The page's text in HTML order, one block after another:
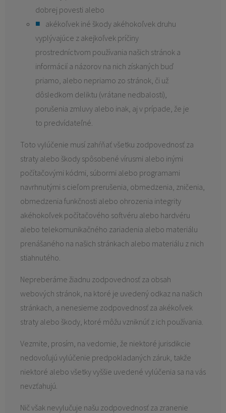
dobrej povesti alebo
akékoľvek iné škody akéhokoľvek druhu
vyplývajúce z akejkoľvek príčiny
prostredníctvom používania našich stránok a
informácií a názorov na nich získaných buď
priamo, alebo nepriamo zo stránok, či už
dôsledkom deliktu (vrátane nedbalosti),
porušenia zmluvy alebo inak, aj v prípade, že je
to predvídateľné.
Toto vylúčenie musí zahŕňať všetku zodpovednosť za
straty alebo škody spôsobené vírusmi alebo inými
počítačovými kódmi, súbormi alebo programami
navrhnutými s cieľom prerušenia, obmedzenia, zničenia,
obmedzenia funkčnosti alebo ohrozenia integrity
akéhokoľvek počítačového softvéru alebo hardvéru
alebo telekomunikačného zariadenia alebo materiálu
prenášaného na našich stránkach alebo materiálu z nich
stiahnutého.
Nepreberáme žiadnu zodpovednosť za obsah
webových stránok, na ktoré je uvedený odkaz na našich
stránkach, a nenesieme zodpovednosť za akékoľvek
straty alebo škody, ktoré môžu vzniknúť z ich používania.
Vezmite, prosím, na vedomie, že niektoré jurisdikcie
nedovoľujú vylúčenie predpokladaných záruk, takže
niektoré alebo všetky vyššie uvedené vylúčenia sa na vás
nevzťahujú.
Nič však nevylučuje našu zodpovednosť za zranenie